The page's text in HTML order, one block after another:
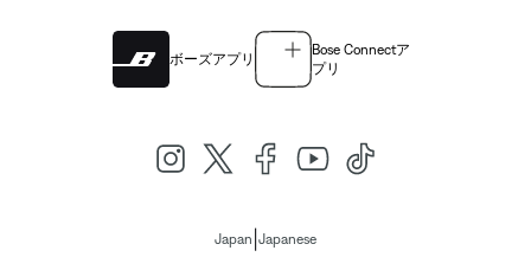
ボーズアプリ
Bose Connectア
プリ
Japan Japanese